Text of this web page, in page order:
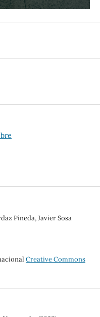
Pineda, Javier Sosa
Creative Commons